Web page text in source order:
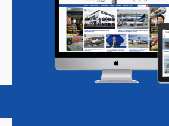
Magazine Podcasts